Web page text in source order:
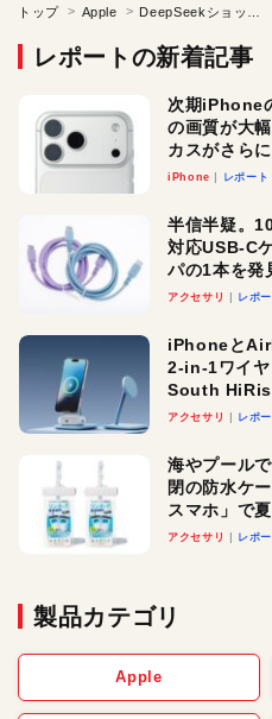
トップ Apple
レポートの新着記事
次期iPhone
の画質が大
カスがさら
iPhone レポート
半信半疑。
対応USB-C
パの1本を発
アクセサリ レポー
iPhoneと
2-in-1ワイ
South
ースでおし
アクセサリ レポー
海やプール
閉の防水ケ
スマホ」で
アクセサリ レポー
製品カテゴリ
Apple